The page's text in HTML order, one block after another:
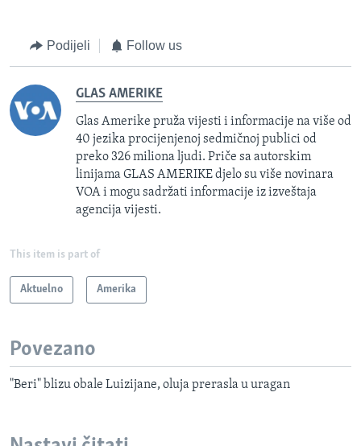
Podijeli Follow us
GLAS AMERIKE
Glas Amerike pruža vijesti i informacije na više od
40 jezika procijenjenoj sedmičnoj publici od
preko 326 miliona ljudi. Priče sa autorskim
linijama GLAS AMERIKE djelo su više novinara
VOA i mogu sadržati informacije iz izveštaja
agencija vijesti.
This item is part of
Aktuelno Amerika
Povezano
"Beri" blizu obale Luizijane, oluja prerasla u uragan